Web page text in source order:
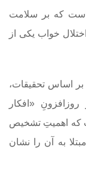
است که بر سلامت
خواب یکی از
اساس تحقیقات،
«افکار
که اهمیتِ تشخیص
به آن را نشان